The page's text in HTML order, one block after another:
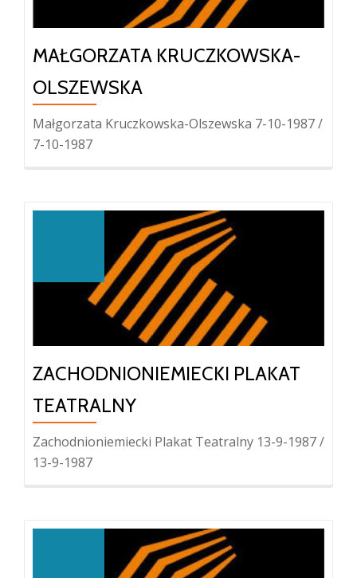
MAŁGORZATA KRUCZKOWSKA-
OLSZEWSKA
Małgorzata Kruczkowska-Olszewska 7-10-1987 /
7-10-1987
ZACHODNIONIEMIECKI PLAKAT
TEATRALNY
Zachodnioniemiecki Plakat Teatralny 13-9-1987 /
13-9-1987